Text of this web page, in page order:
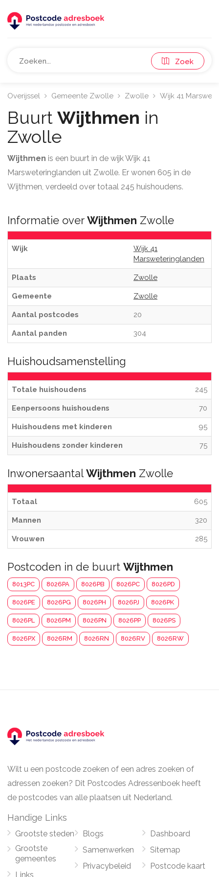
Zoek
Overijssel Gemeente Zwolle Zwolle Wijk 41
Buurt Wijthmen in
Zwolle
Wijthmen is een buurt in de wijk Wijk 41
Marsweteringlanden uit Zwolle. Er wonen 605 in de
Wijthmen, verdeeld over totaal 245 huishoudens.
Informatie overWijthmen Zwolle
Wijk
Wijk 41
Marsweteringlanden
Plaats Zwolle
Gemeente Zwolle
Aantal postcodes 20
Aantal panden 304
Huishoudsamenstelling
Totale huishoudens 245
Eenpersoons huishoudens 70
Huishoudens met kinderen 95
Huishoudens zonder kinderen 75
InwonersaantalWijthmen Zwolle
Totaal 605
Mannen 320
Vrouwen 285
Postcoden in de buurt Wijthmen
8013PC 8026PA 8026PB 8026PC 8026PD
8026PE 8026PG 8026PH 8026PJ 8026PK
8026PL 8026PM 8026PN 8026PP 8026PS
8026PX 8026RM 8026RN 8026RV 8026RW
Wilt u een postcode zoeken of een adres zoeken of
adressen zoeken? Dit Postcodes Adressenboek heeft
de postcodes van alle plaatsen uit Nederland.
Handige Links
Grootste steden
Grootste
gemeentes
Links
Blogs
Samenwerken
Privacybeleid
Dashboard
Sitemap
Postcode kaart